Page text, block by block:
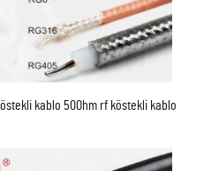
kablo 50Ohm rf köstekli kablo